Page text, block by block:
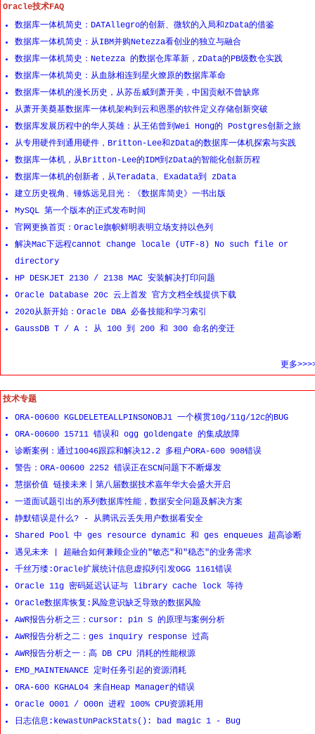
Oracle技术FAQ
数据库一体机简史：DATAllegro的创新、微软的入局和zData的借鉴
数据库一体机简史：从IBM并购Netezza看创业的独立与融合
数据库一体机简史：Netezza 的数据仓库革新，zData的PB级数仓实践
数据库一体机简史：从血脉相连到星火燎原的数据库革命
数据库一体机的漫长历史，从苏岳威到萧开美，中国贡献不曾缺席
从萧开美奠基数据库一体机架构到云和恩墨的软件定义存储创新突破
数据库发展历程中的华人英雄：从王佑曾到Wei Hong的 Postgres创新之旅
从专用硬件到通用硬件，Britton-Lee和zData的数据库一体机探索与实践
数据库一体机，从Britton-Lee的IDM到zData的智能化创新历程
数据库一体机的创新者，从Teradata、Exadata到 zData
建立历史视角、锤炼远见目光：《数据库简史》一书出版
MySQL 第一个版本的正式发布时间
官网更换首页：Oracle旗帜鲜明表明立场支持以色列
解决Mac下远程cannot change locale (UTF-8) No such file or
directory
HP DESKJET 2130 / 2138 MAC 安装解决打印问题
Oracle Database 20c 云上首发 官方文档全线提供下载
2020从新开始：Oracle DBA 必备技能和学习索引
GaussDB T / A : 从 100 到 200 和 300 命名的变迁
更多
技术专题
ORA-00600 KGLDELETEALLPINSONOBJ1 一个横贯10g/11g/12c的BUG
ORA-00600 15711 错误和 ogg goldengate 的集成故障
诊断案例：通过10046跟踪和解决12.2 多租户ORA-600 908错误
警告：ORA-00600 2252 错误正在SCN问题下不断爆发
慧据价值 链接未来丨第八届数据技术嘉年华大会盛大开启
一道面试题引出的系列数据库性能，数据安全问题及解决方案
静默错误是什么? - 从腾讯云丢失用户数据看安全
Shared Pool 中 ges resource dynamic 和 ges enqueues 超高诊断
遇见未来 | 超融合如何兼顾企业的"敏态"和"稳态"的业务需求
千丝万缕:Oracle扩展统计信息虚拟列引发OGG 1161错误
Oracle 11g 密码延迟认证与 library cache lock 等待
Oracle数据库恢复:风险意识缺乏导致的数据风险
AWR报告分析之三：cursor: pin S 的原理与案例分析
AWR报告分析之二：ges inquiry response 过高
AWR报告分析之一：高 DB CPU 消耗的性能根源
EMD_MAINTENANCE 定时任务引起的资源消耗
ORA-600 KGHALO4 来自Heap Manager的错误
Oracle O001 / O00n 进程 100% CPU资源耗用
日志信息:kewastUnPackStats(): bad magic 1 - Bug